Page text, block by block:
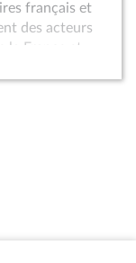
français et
des acteurs
la France et
soumis à
possible de
un État